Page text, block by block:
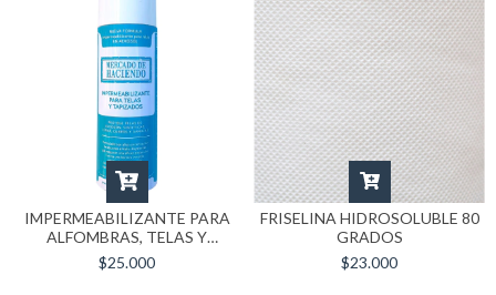
IMPERMEABILIZANTE PARA
ALFOMBRAS, TELAS Y
TAPIZADOS
$25.000
FRISELINA HIDROSOLUBLE 80
GRADOS
$23.000